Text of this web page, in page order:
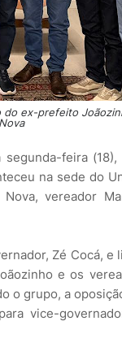
ex-prefeito
feira
na sede do
vereador
Zé Cocá, e
e os
o grupo, a
vice-